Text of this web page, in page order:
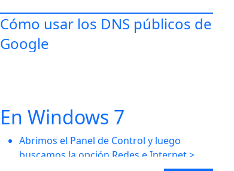
Cómo usar los DNS públicos de
Google
En Windows 7
Abrimos el Panel de Control y luego
buscamos la opción Redes e Internet >